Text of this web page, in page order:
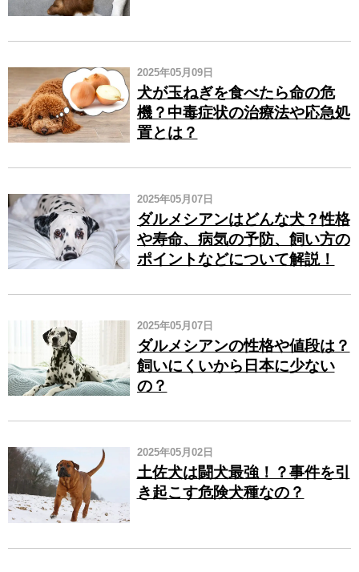
2025年05月09日
犬が玉ねぎを食べたら命の危
機？中毒症状の治療法や応急処
置とは？
2025年05月07日
ダルメシアンはどんな犬？性格
や寿命、病気の予防、飼い方の
ポイントなどについて解説！
2025年05月07日
ダルメシアンの性格や値段は？
飼いにくいから日本に少ない
の？
2025年05月02日
土佐犬は闘犬最強！？事件を引
き起こす危険犬種なの？